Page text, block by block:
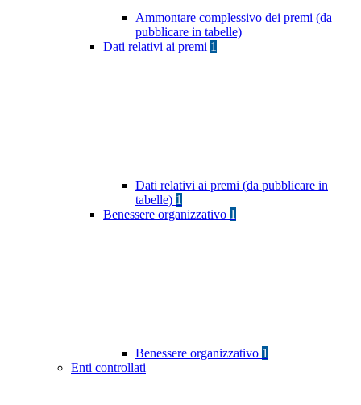
Ammontare complessivo dei premi (da
pubblicare in tabelle)
Dati relativi ai premi 1
Dati relativi ai premi (da pubblicare in
tabelle) 1
Benessere organizzativo 1
Benessere organizzativo 1
Enti controllati